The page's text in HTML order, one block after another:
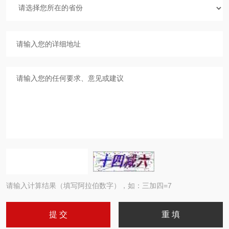
请输入计算结果（填写阿拉伯数字），如：三加四=7